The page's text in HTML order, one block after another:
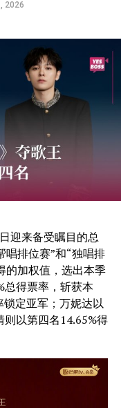
2026
迎来备受瞩目的总
唱排位赛”和“独唱排
的加权值，选出本季
总得票率，斩获本
定亚军；万妮达以
则以第四名14.65%得